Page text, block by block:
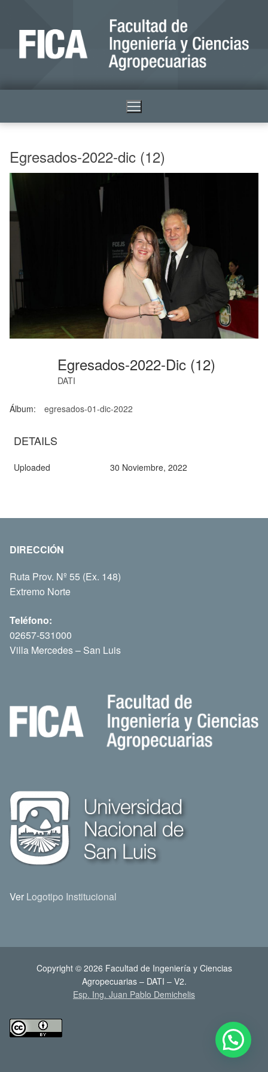
Egresados-2022-dic (12)
Egresados-2022-Dic (12)
DATI
Álbum: egresados-01-dic-2022
DETAILS
Uploaded 30 Noviembre, 2022
DIRECCIÓN
Ruta Prov. Nº 55 (Ex. 148)
Extremo Norte
Teléfono:
02657-531000
Villa Mercedes – San Luis
Ver Logotipo Institucional
Copyright © 2026 Facultad de Ingeniería y Ciencias
Agropecuarias – DATI – V2.
Esp. Ing. Juan Pablo Demichelis